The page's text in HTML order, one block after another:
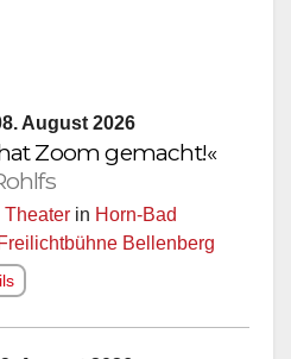
August 2026
Zoom gemacht!«
Theater in Horn-Bad
Freilichtbühne Bellenberg